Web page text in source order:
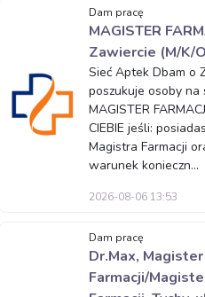
Dam pracę
MAGISTER
Zawiercie (M/K/
Sieć Aptek Dbam o
poszukuje osoby na
MAGISTER
CIEBIE jeśli:
Magistra Farmacji
warunek konieczn...
2026-08-06 13:53
Dam pracę
Dr.Max, Magister
Farmacji/